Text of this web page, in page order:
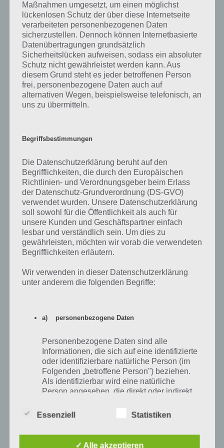
stoppen oder vergrößern oder verlangsamen. Mit Hilfe dieser
Funktion kann man die Kreise dazu bringen, dass diese sich nun
überschneiden.
Gameplay Trailer zu The Top Spot
Zum Abschluss haben wir noch einen Gameplay Trailer zu The Top
Spot, in welchem du sehr gut das Spielprinzip erkennen kannst. Man
sieht sehr gut, dass The Top Spot ein Spiel für alle Puzzle-Fans ist.
Allerdings ist die App, die es für iPhone und iPad gibt, auch nur etwas
App für iPhone, iPad und iPod Touch im
Mit einem minimalistischen Design und einem einfache Spielprinzip
Reihenfolge an, wobei der oberste Kreis zunächst angetippt werden
The Top Spot ist für iPhone, iPad und iPod touch erhältlich. Benötigt
wird dabei mindestens iOS 8.
Auf WhatsApp teilen Teilen auf Facebook
Maßnahmen umgesetzt, um einen möglichst
lückenlosen Schutz der über diese Internetseite
verarbeiteten personenbezogenen Daten
sicherzustellen. Dennoch können Internetbasierte
Datenübertragungen grundsätzlich
Sicherheitslücken aufweisen, sodass ein absoluter
Schutz nicht gewährleistet werden kann. Aus
diesem Grund steht es jeder betroffenen Person
frei, personenbezogene Daten auch auf
alternativen Wegen, beispielsweise telefonisch, an
uns zu übermitteln.
Begriffsbestimmungen
Die Datenschutzerklärung beruht auf den
Begrifflichkeiten, die durch den Europäischen
Richtlinien- und Verordnungsgeber beim Erlass
der Datenschutz-Grundverordnung (DS-GVO)
verwendet wurden. Unsere Datenschutzerklärung
soll sowohl für die Öffentlichkeit als auch für
unsere Kunden und Geschäftspartner einfach
lesbar und verständlich sein. Um dies zu
gewährleisten, möchten wir vorab die verwendeten
Begrifflichkeiten erläutern.
Wir verwenden in dieser Datenschutzerklärung
unter anderem die folgenden Begriffe:
a) personenbezogene Daten
Personenbezogene Daten sind alle
Informationen, die sich auf eine identifizierte
oder identifizierbare natürliche Person (im
Folgenden „betroffene Person") beziehen.
Als identifizierbar wird eine natürliche
Person angesehen, die direkt oder indirekt,
Kennung wie einem Namen, zu einer
mehreren besonderen Merkmalen, die
Essenziell Statistiken
✓ Alle akzeptieren